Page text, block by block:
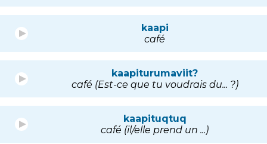
kaapi
café
kaapiturumaviit?
café (Est-ce que tu voudrais du... ?)
kaapituqtuq
café (il/elle prend un ...)